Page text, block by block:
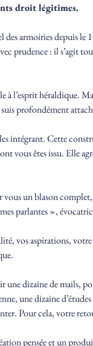
droit légitimes.
des armoiries depuis
prudence : il s’agit
l’esprit héraldique.
profondément
intégrant. Cette
vous êtes issu. Elle
vous un blason
parlantes »,
vos aspirations,
dizaine de mails,
une dizaine d’études
Pour cela, votre
pensée et un